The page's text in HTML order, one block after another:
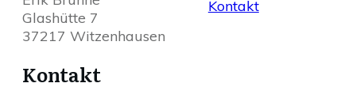
Kontakt
Glashütte 7
37217 Witzenhausen
Kontakt